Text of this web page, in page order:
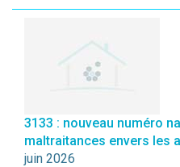
3133 : nouveau numéro
maltraitances envers les
juin 2026